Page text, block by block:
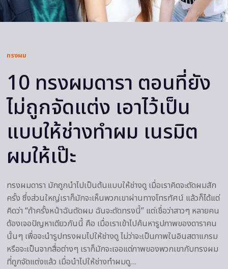
ทรงผม
10 ทรงผมดารา ตอนที่ยัง
ไม่ถูกจัดแต่ง เอาไว้เป็น
แบบให้ช่างทำผม เนรมิต
ผมให้เป๊ะ
ทรงผมดารา มักถูกนำไปเป็นต้นแบบให้ช่างดู เมื่อเราคิดจะตัดผมสัก
ครั้ง ซึ่งส่วนใหญ่เราก็มักจะเห็นพวกเขาผ่านทางโทรทัศน์ แล้วก็ได้แต่
คิดว่า “ถ้าครั้งหน้าฉันตัดผม ฉันจะตัดทรงนี้” แต่เชื่อว่าสาวๆ หลายคน
ต้องเจอปัญหาเดียวกันนี้ คือ เมื่อเราเข้าไปค้นหารูปภาพของดาราคน
นั้นๆ เพื่อจะนำรูปทรงผมไปให้ช่างดู ไม่ว่าจะเป็นภาพในอินสตาแกรม
หรือจะเป็นจากสื่อต่างๆ เราก็มักจะเจอแต่ภาพของพวกเขากับทรงผม
ที่ถูกจัดแต่งแล้ว เมื่อนำไปให้ช่างทำผมดู…